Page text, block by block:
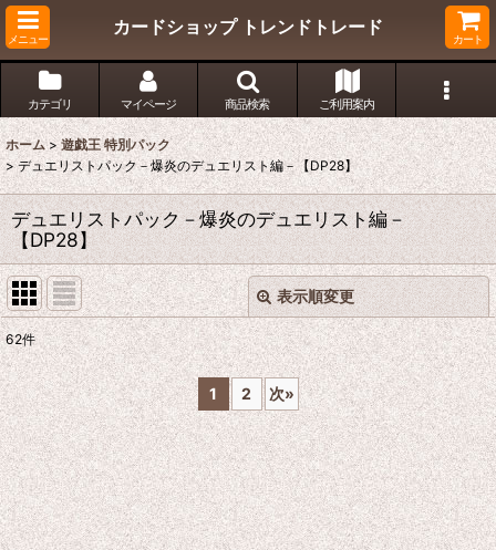
メニュー
カードショップ トレンドトレード
カート
カテゴリ マイページ 商品検索 ご利用案内
ホーム > 遊戯王 特別パック
> デュエリストパック－爆炎のデュエリスト編－【DP28】
デュエリストパック－爆炎のデュエリスト編－
【DP28】
表示順変更
表示数:
在庫あり
並び順:
絞り込む
閉じる
62件
1 2 次»